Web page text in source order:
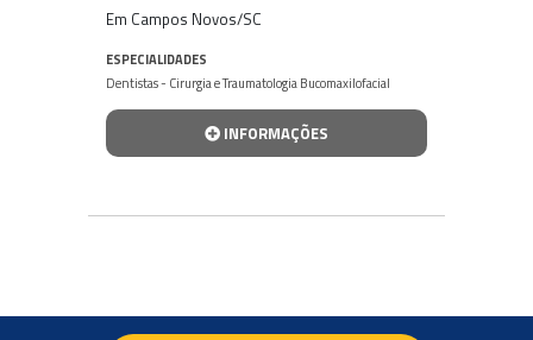
Em Campos Novos/SC
ESPECIALIDADES
Dentistas - Cirurgia e Traumatologia Bucomaxilofacial
INFORMAÇÕES